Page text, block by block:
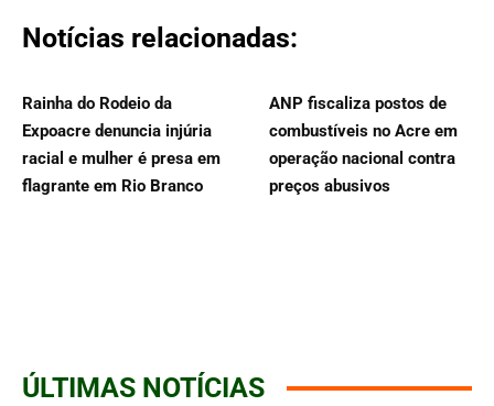
Notícias relacionadas:
Rainha do Rodeio da
Expoacre denuncia injúria
racial e mulher é presa em
flagrante em Rio Branco
ANP fiscaliza postos de
combustíveis no Acre em
operação nacional contra
preços abusivos
ÚLTIMAS NOTÍCIAS